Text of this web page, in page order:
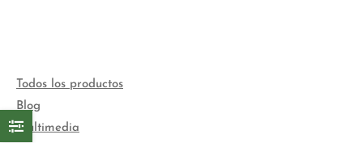
Todos los productos
Blog
Multimedia